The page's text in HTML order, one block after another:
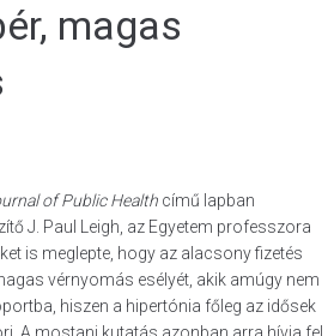
magas
of Public Health című lapban
J. Paul Leigh, az Egyetem professzora
is meglepte, hogy az alacsony fizetés
vérnyomás esélyét, akik amúgy nem
hiszen a hipertónia főleg az idősek